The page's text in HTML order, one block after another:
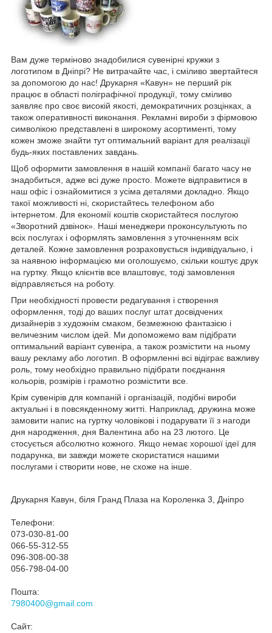
Вам дуже терміново знадобилися сувенірні кружки з
логотипом в Дніпрі? Не витрачайте час, і сміливо звертайтеся
за допомогою до нас! Друкарня «Кавун» не перший рік
працює в області поліграфічної продукції, тому сміливо
заявляє про своє високій якості, демократичних розцінках, а
також оперативності виконання. Рекламні вироби з фірмовою
символікою представлені в широкому асортименті, тому
кожен зможе знайти тут оптимальний варіант для реалізації
будь-яких поставлених завдань.
Щоб оформити замовлення в нашій компанії багато часу не
знадобиться, адже всі дуже просто. Можете відправитися в
наш офіс і ознайомитися з усіма деталями докладно. Якщо
такої можливості ні, скористайтесь телефоном або
інтернетом. Для економії коштів скористайтеся послугою
«Зворотний дзвінок». Наші менеджери проконсультують по
всіх послугах і оформлять замовлення з уточненням всіх
деталей. Кожне замовлення розраховується індивідуально, і
за наявною інформацією ми оголошуємо, скільки коштує друк
на гуртку. Якщо клієнтів все влаштовує, тоді замовлення
відправляється на роботу.
При необхідності провести редагування і створення
оформлення, тоді до ваших послуг штат досвідчених
дизайнерів з художнім смаком, безмежною фантазією і
величезним числом ідей. Ми допоможемо вам підібрати
оптимальний варіант сувеніра, а також розмістити на ньому
вашу рекламу або логотип. В оформленні всі відіграє важливу
роль, тому необхідно правильно підібрати поєднання
кольорів, розмірів і грамотно розмістити все.
Крім сувенірів для компаній і організацій, подібні вироби
актуальні і в повсякденному житті. Наприклад, дружина може
замовити напис на гуртку чоловікові і подарувати її з нагоди
дня народження, дня Валентина або на 23 лютого. Це
стосується абсолютно кожного. Якщо немає хорошої ідеї для
подарунка, ви завжди можете скористатися нашими
послугами і створити нове, не схоже на інше.
Друкарня Кавун, біля Гранд Плаза на Короленка 3, Дніпро
Телефони:
073-030-81-00
066-55-312-55
096-308-00-38
056-798-04-00
Пошта:
7980400@gmail.com
Сайт: